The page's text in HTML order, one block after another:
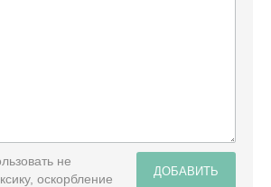
ДОБАВИТЬ
не
оскорбление